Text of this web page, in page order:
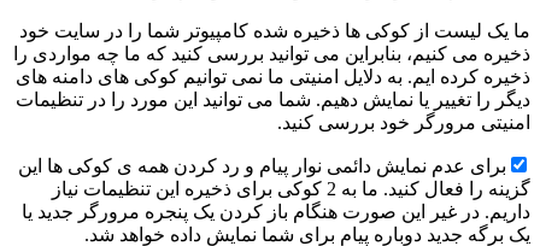
ما یک لیست از کوکی ها ذخیره شده کامپیوتر شما را در سایت خود
ذخیره می کنیم، بنابراین می توانید بررسی کنید که ما چه مواردی را
ذخیره کرده ایم. به دلایل امنیتی ما نمی توانیم کوکی های دامنه های
دیگر را تغییر یا نمایش دهیم. شما می توانید این مورد را در تنظیمات
امنیتی مرورگر خود بررسی کنید.
برای عدم نمایش دائمی نوار پیام و رد کردن همه ی کوکی ها این
گزینه را فعال کنید. ما به 2 کوکی برای ذخیره این تنظیمات نیاز
داریم. در غیر این صورت هنگام باز کردن یک پنجره مرورگر جدید یا
یک برگه جدید دوباره پیام برای شما نمایش داده خواهد شد.